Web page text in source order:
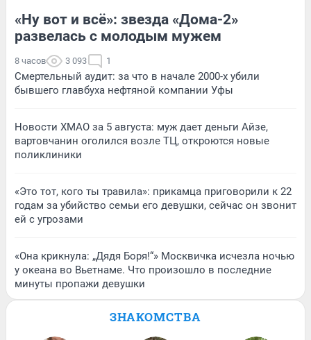
«Ну вот и всё»: звезда «Дома-2»
развелась с молодым мужем
8 часов 3 093 1
Смертельный аудит: за что в начале 2000-х убили
бывшего главбуха нефтяной компании Уфы
Новости ХМАО за 5 августа: муж дает деньги Айзе,
вартовчанин оголился возле ТЦ, откроются новые
поликлиники
«Это тот, кого ты травила»: прикамца приговорили к 22
годам за убийство семьи его девушки, сейчас он звонит
ей с угрозами
«Она крикнула: „Дядя Боря!“» Москвичка исчезла ночью
у океана во Вьетнаме. Что произошло в последние
минуты пропажи девушки
ЗНАКОМСТВА